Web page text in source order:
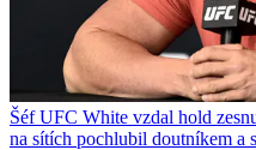
Šéf UFC White vzdal hold
na sítích pochlubil doutníkem a